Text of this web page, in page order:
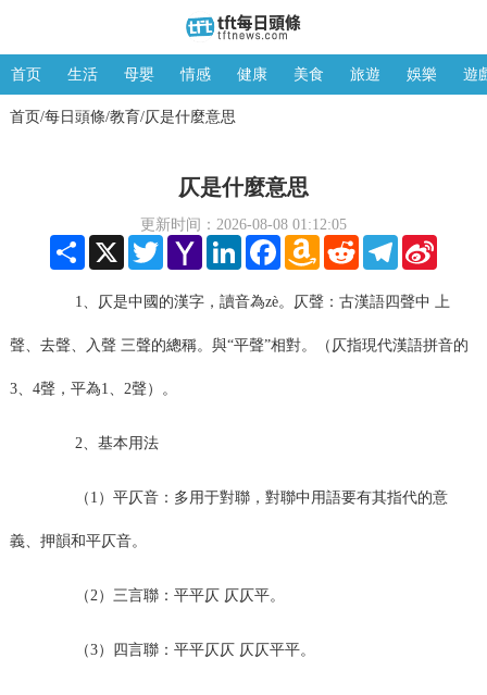
首页 生活 母嬰 情感 健康 美食 旅遊 娛樂 遊
首页/每日頭條/教育/仄是什麼意思
仄是什麼意思
更新时间：2026-08-08 01:12:05
Share X TwitterYahoo
Mail
LinkedInFacebookAmazon
Wish
RedditTelegramSina
1、仄是中國的漢字，讀音為zè。仄聲：古漢語四聲中 上
聲、去聲、入聲 三聲的總稱。與“平聲”相對。（仄指現代漢語拼音的
3、4聲，平為1、2聲）。
2、基本用法
（1）平仄音：多用于對聯，對聯中用語要有其指代的意
義、押韻和平仄音。
（2）三言聯：平平仄 仄仄平。
（3）四言聯：平平仄仄 仄仄平平。